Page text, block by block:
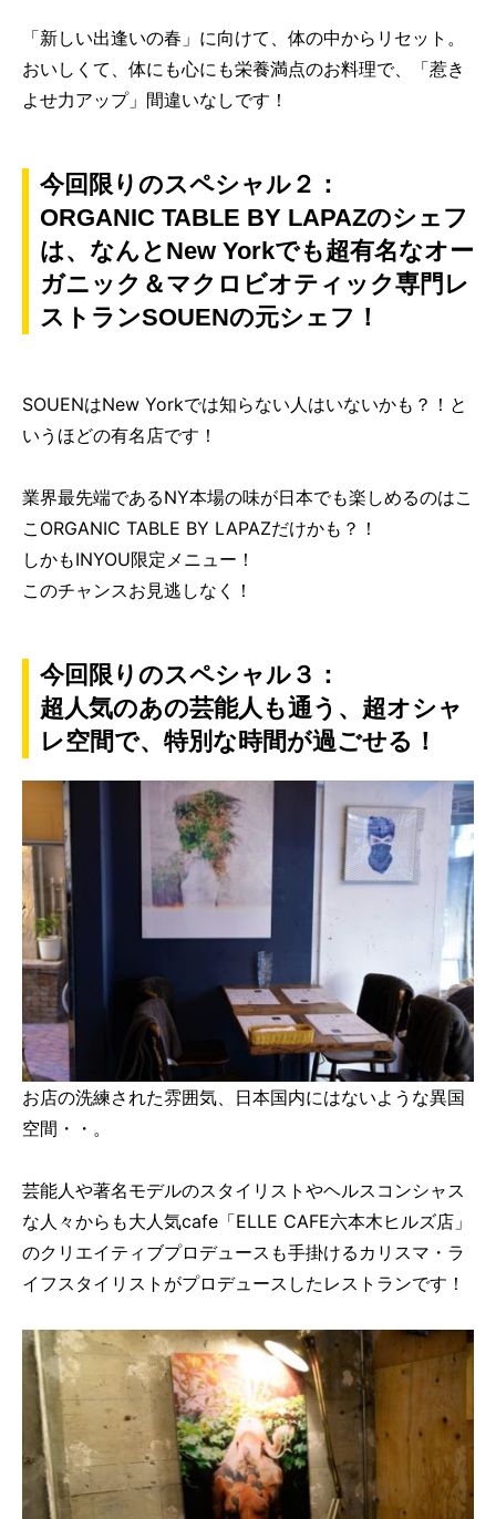
「新しい出逢いの春」に向けて、体の中からリセット。
おいしくて、体にも心にも栄養満点のお料理で、「惹き
よせ力アップ」間違いなしです！
今回限りのスペシャル２：
ORGANIC TABLE BY LAPAZのシェフ
は、なんとNew Yorkでも超有名なオー
ガニック＆マクロビオティック専門レ
ストランSOUENの元シェフ！
SOUENはNew Yorkでは知らない人はいないかも？！と
いうほどの有名店です！
業界最先端であるNY本場の味が日本でも楽しめるのはこ
こORGANIC TABLE BY LAPAZだけかも？！
しかもINYOU限定メニュー！
このチャンスお見逃しなく！
今回限りのスペシャル３：
超人気のあの芸能人も通う、超オシャ
レ空間で、特別な時間が過ごせる！
お店の洗練された雰囲気、日本国内にはないような異国
空間・・。
芸能人や著名モデルのスタイリストやヘルスコンシャス
な人々からも大人気cafe「ELLE CAFE六本木ヒルズ店」
のクリエイティブプロデュースも手掛けるカリスマ・ラ
イフスタイリストがプロデュースしたレストランです！